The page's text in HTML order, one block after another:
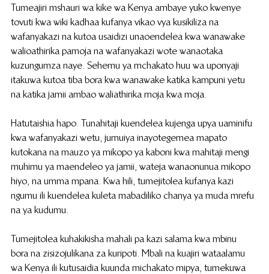
Tumeajiri mshauri wa kike wa Kenya ambaye yuko kwenye
tovuti kwa wiki kadhaa kufanya vikao vya kusikiliza na
wafanyakazi na kutoa usaidizi unaoendelea kwa wanawake
walioathirika pamoja na wafanyakazi wote wanaotaka
kuzungumza naye. Sehemu ya mchakato huu wa uponyaji
itakuwa kutoa tiba bora kwa wanawake katika kampuni yetu
na katika jamii ambao waliathirika moja kwa moja.
Hatutaishia hapo. Tunahitaji kuendelea kujenga upya uaminifu
kwa wafanyakazi wetu, jumuiya inayotegemea mapato
kutokana na mauzo ya mikopo ya kaboni kwa mahitaji mengi
muhimu ya maendeleo ya jamii, wateja wanaonunua mikopo
hiyo, na umma mpana. Kwa hili, tumejitolea kufanya kazi
ngumu ili kuendelea kuleta mabadiliko chanya ya muda mrefu
na ya kudumu.
Tumejitolea kuhakikisha mahali pa kazi salama kwa mbinu
bora na zisizojulikana za kuripoti. Mbali na kuajiri wataalamu
wa Kenya ili kutusaidia kuunda michakato mipya, tumekuwa